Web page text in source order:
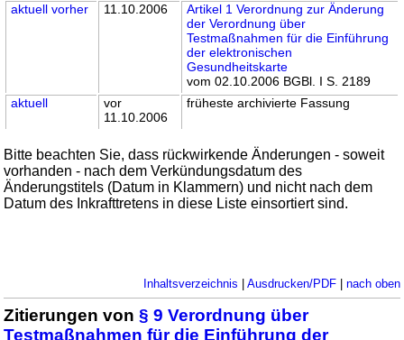
aktuell vorher 11.10.2006
Artikel 1 Verordnung zur Änderung
der Verordnung über
Testmaßnahmen für die Einführung
der elektronischen
Gesundheitskarte
vom 02.10.2006 BGBl. I S. 2189
aktuell
vor
11.10.2006
früheste archivierte Fassung
Bitte beachten Sie, dass rückwirkende Änderungen - soweit
vorhanden - nach dem Verkündungsdatum des
Änderungstitels (Datum in Klammern) und nicht nach dem
Datum des Inkrafttretens in diese Liste einsortiert sind.
Inhaltsverzeichnis | Ausdrucken/PDF| nach oben
Zitierungen von§ 9 Verordnung über
Testmaßnahmen für die Einführung der